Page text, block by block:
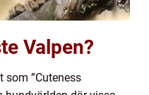
Valpen?
som ”Cuteness